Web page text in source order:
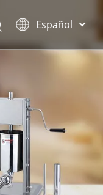
Español
English